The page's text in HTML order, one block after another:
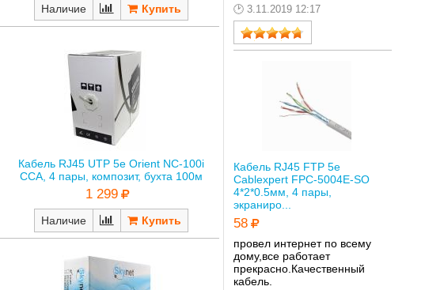
Наличие
Кабель RJ45 UTP 5е Orient NC-100i
CCA, 4 пары, композит, бухта 100м
1 299
Наличие
3.11.2019 12:17
Кабель RJ45 FTP 5е
Cablexpert FPC-5004E-SO
4*2*0.5мм, 4 пары,
экраниро...
58
провел интернет по всему
дому,все работает
прекрасно.Качественный
кабель.